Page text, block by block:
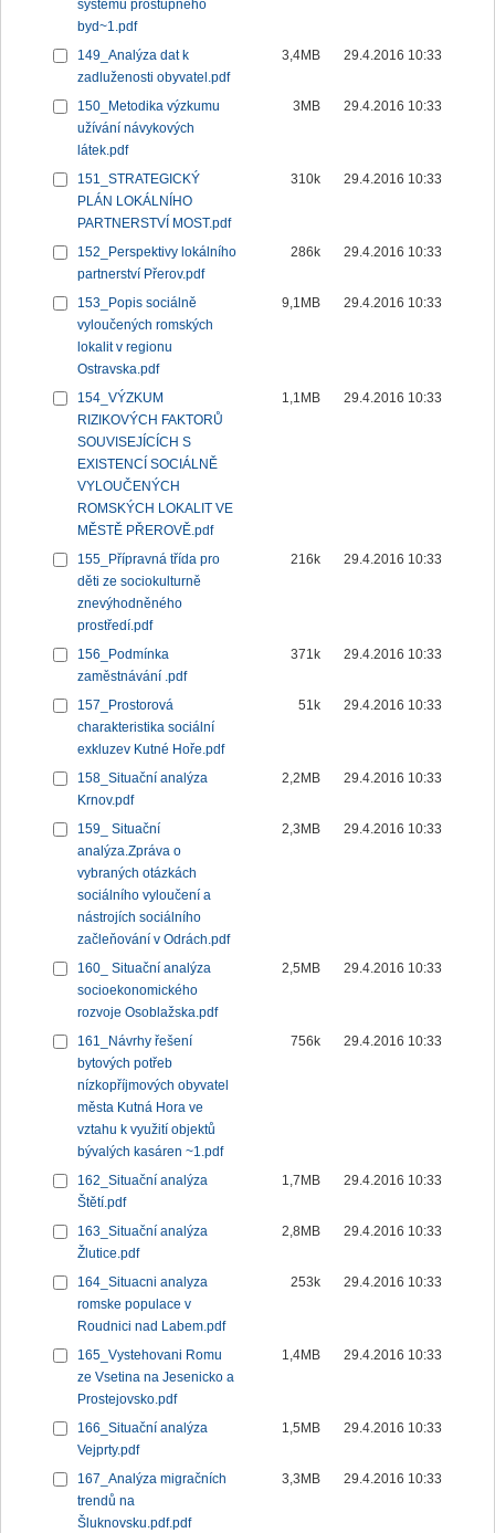
systému prostupného
byd~1.pdf
149_Analýza dat k
zadluženosti obyvatel.pdf
3,4MB 29.4.2016 10:33
150_Metodika výzkumu
užívání návykových
látek.pdf
3MB 29.4.2016 10:33
151_STRATEGICKÝ
PLÁN LOKÁLNÍHO
PARTNERSTVÍ MOST.pdf
310k 29.4.2016 10:33
152_Perspektivy lokálního
partnerství Přerov.pdf
286k 29.4.2016 10:33
153_Popis sociálně
vyloučených romských
lokalit v regionu
Ostravska.pdf
9,1MB 29.4.2016 10:33
154_VÝZKUM
RIZIKOVÝCH FAKTORŮ
SOUVISEJÍCÍCH S
EXISTENCÍ SOCIÁLNĚ
VYLOUČENÝCH
ROMSKÝCH LOKALIT VE
MĚSTĚ PŘEROVĚ.pdf
1,1MB 29.4.2016 10:33
155_Přípravná třída pro
děti ze sociokulturně
znevýhodněného
prostředí.pdf
216k 29.4.2016 10:33
156_Podmínka
zaměstnávání .pdf
371k 29.4.2016 10:33
157_Prostorová
charakteristika sociální
exkluzev Kutné Hoře.pdf
51k 29.4.2016 10:33
158_Situační analýza
Krnov.pdf
2,2MB 29.4.2016 10:33
159_ Situační
analýza.Zpráva o
vybraných otázkách
sociálního vyloučení a
nástrojích sociálního
začleňování v Odrách.pdf
2,3MB 29.4.2016 10:33
160_ Situační analýza
socioekonomického
rozvoje Osoblažska.pdf
2,5MB 29.4.2016 10:33
161_Návrhy řešení
bytových potřeb
nízkopříjmových obyvatel
města Kutná Hora ve
vztahu k využití objektů
bývalých kasáren ~1.pdf
756k 29.4.2016 10:33
162_Situační analýza
Štětí.pdf
1,7MB 29.4.2016 10:33
163_Situační analýza
Žlutice.pdf
2,8MB 29.4.2016 10:33
164_Situacni analyza
romske populace v
Roudnici nad Labem.pdf
253k 29.4.2016 10:33
165_Vystehovani Romu
ze Vsetina na Jesenicko a
Prostejovsko.pdf
1,4MB 29.4.2016 10:33
166_Situační analýza
Vejprty.pdf
1,5MB 29.4.2016 10:33
167_Analýza migračních
trendů na
Šluknovsku.pdf.pdf
3,3MB 29.4.2016 10:33